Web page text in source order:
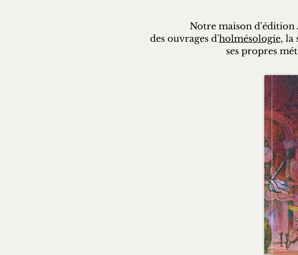
Notre maison d'édition
des ouvrages d'holmésologie, la
ses propres